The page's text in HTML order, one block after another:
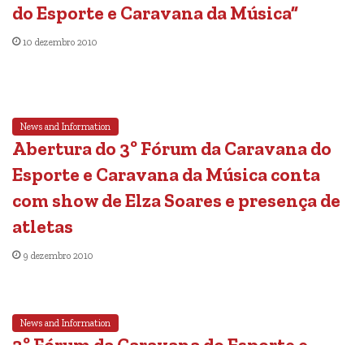
do Esporte e Caravana da Música”
10 dezembro 2010
News and Information
Abertura do 3º Fórum da Caravana do
Esporte e Caravana da Música conta
com show de Elza Soares e presença de
atletas
9 dezembro 2010
News and Information